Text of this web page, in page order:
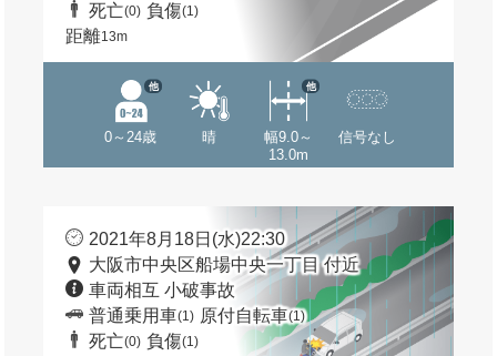
死亡(0) 負傷(1)
距離13m
0～24歳
他
晴
幅9.0～
13.0m
他
信号なし
2021年8月18日(水)22:30
大阪市中央区船場中央一丁目 付近
車両相互 小破事故
普通乗用車(1) 原付自転車(1)
死亡(0) 負傷(1)